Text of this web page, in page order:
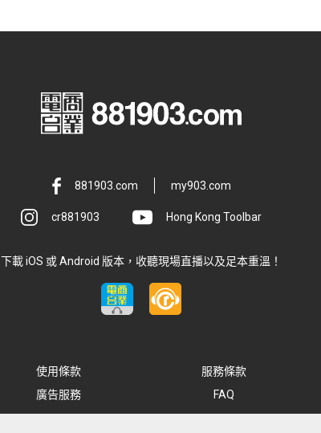
881903.com my903.com
cr881903 Hong Kong Toolbar
下載 iOS 或 Android 版本，收聽現場直播以及足本重溫！
使用條款 服務條款
廣告服務 FAQ